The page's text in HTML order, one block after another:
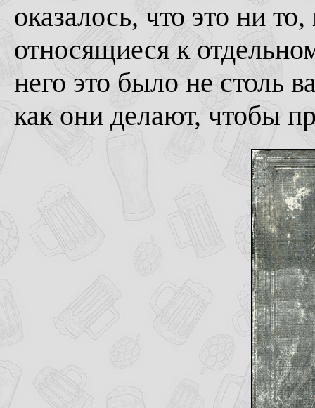
оказалось, что это ни
относящиеся к
него это было не столь
как они делают, чтобы